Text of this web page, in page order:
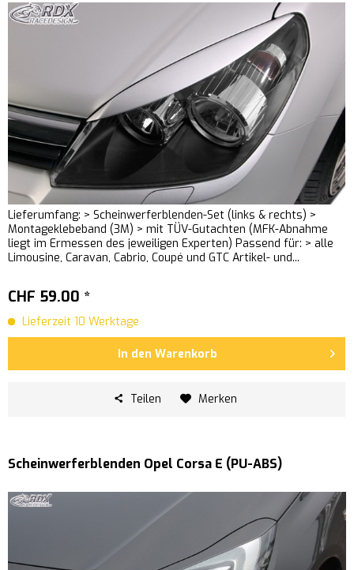
Lieferumfang: > Scheinwerferblenden-Set (links & rechts) >
Montageklebeband (3M) > mit TÜV-Gutachten (MFK-Abnahme
liegt im Ermessen des jeweiligen Experten) Passend für: > alle
Limousine, Caravan, Cabrio, Coupé und GTC Artikel- und...
CHF 59.00 *
Lieferzeit 10 Werktage
In den Warenkorb
Teilen Merken
Scheinwerferblenden Opel Corsa E (PU-ABS)